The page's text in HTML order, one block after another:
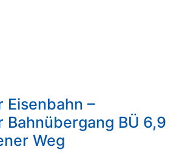
Eisenbahn –
Bahnübergang BÜ 6,9
Weg